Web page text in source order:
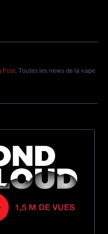
Post. Toutes les news de la vape